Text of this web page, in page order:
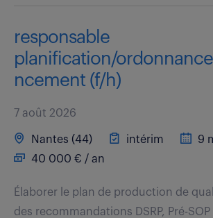
responsable
planification/
ncement (f/h)
7 août 2026
Nantes (44) intérim
9
40 000 € / an
Élaborer le plan de production de
des recommandations DSRP, Pré-